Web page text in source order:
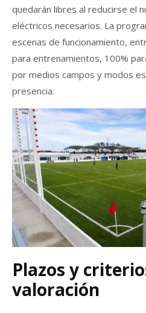
quedarán libres al reducirse el
eléctricos necesarios. La
escenas de funcionamiento,
para entrenamientos, 100%
por medios campos y modos
presencia.
Plazos y
valoración